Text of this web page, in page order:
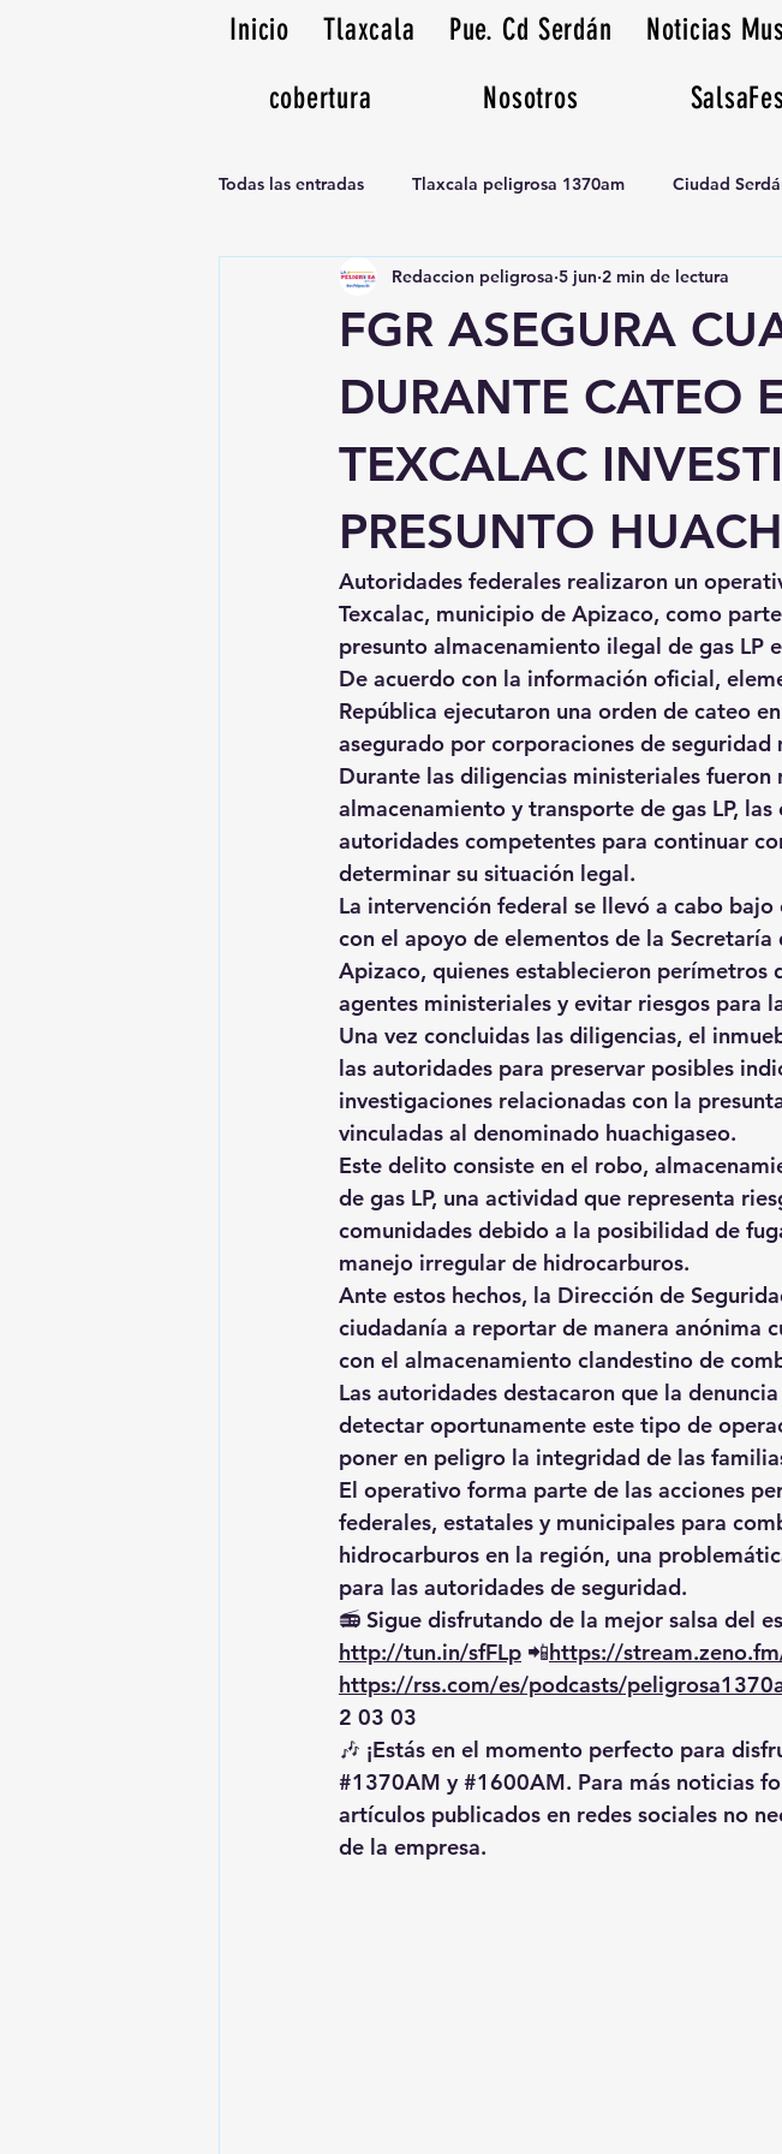
Inicio Tlaxcala Pue. Cd Serdán Noticias
cobertura
Nosotros
Todas las entradas Tlaxcala peligrosa 1370am Ciudad
Noticias Musicales radio 1370am Tianguis peligrosa
FGR ASEGURA
DURANTE CATEO
TEXCALAC
PRESUNTO
Redaccion peligrosa 5 jun 2 min de lectura
Autoridades federales realizaron un
Texcalac, municipio de Apizaco, como
presunto almacenamiento ilegal de gas LP
De acuerdo con la información oficial,
República ejecutaron una orden de cateo
asegurado por corporaciones de seguridad
Durante las diligencias ministeriales
almacenamiento y transporte de gas LP,
autoridades competentes para continuar
determinar su situación legal.
La intervención federal se llevó a cabo
con el apoyo de elementos de la
Apizaco, quienes establecieron
agentes ministeriales y evitar riesgos para
Una vez concluidas las diligencias, el
las autoridades para preservar posibles
investigaciones relacionadas con la
vinculadas al denominado huachigaseo.
Este delito consiste en el robo,
de gas LP, una actividad que representa
comunidades debido a la posibilidad de
manejo irregular de hidrocarburos.
Ante estos hechos, la Dirección de
ciudadanía a reportar de manera anónima
con el almacenamiento clandestino de
Las autoridades destacaron que la
detectar oportunamente este tipo de
poner en peligro la integridad de las
El operativo forma parte de las acciones
federales, estatales y municipales para
hidrocarburos en la región, una
para las autoridades de seguridad.
📻 Sigue disfrutando de la mejor salsa del
http://tun.in/sfFLp 📲https://
https://rss.com/es/podcasts/
2 03 03
🎶 ¡Estás en el momento perfecto para
#1370AM y #1600AM. Para más noticias
artículos publicados en redes sociales no
de la empresa.